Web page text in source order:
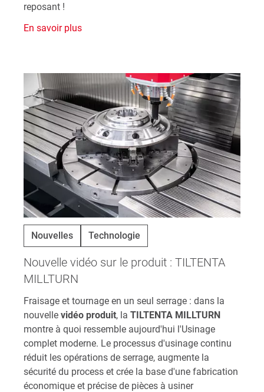
reposant !
En savoir plus
Nouvelles Technologie
Nouvelle vidéo sur le produit : TILTENTA
MILLTURN
Fraisage et tournage en un seul serrage : dans la
nouvelle vidéo produit, la TILTENTA MILLTURN
montre à quoi ressemble aujourd'hui l'Usinage
complet moderne. Le processus d'usinage continu
réduit les opérations de serrage, augmente la
sécurité du process et crée la base d'une fabrication
économique et précise de pièces à usiner